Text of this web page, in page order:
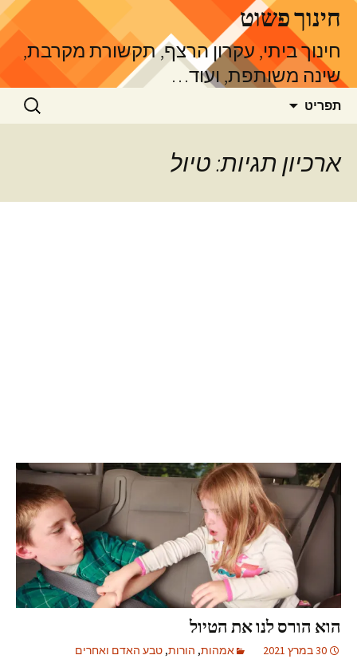
לדלג
לתוכןחינוך פשוט
חינוך ביתי, עקרון הרצף, תקשורת מקרבת,
שינה משותפת, ועוד…
תפריט חיפוש:
ארכיון תגיות: טיול
הוא הורס לנו את הטיול
30 במרץ 2021 אמהות, הורות, טבע האדם ואחרים